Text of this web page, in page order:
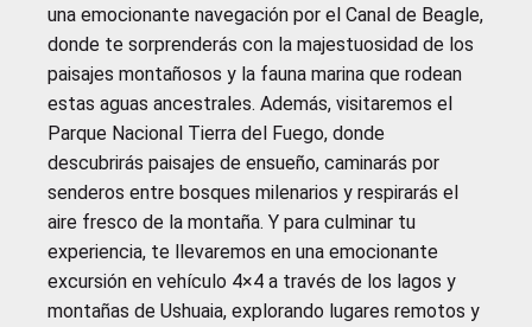
una emocionante navegación por el Canal de Beagle,
donde te sorprenderás con la majestuosidad de los
paisajes montañosos y la fauna marina que rodean
estas aguas ancestrales. Además, visitaremos el
Parque Nacional Tierra del Fuego, donde
descubrirás paisajes de ensueño, caminarás por
senderos entre bosques milenarios y respirarás el
aire fresco de la montaña. Y para culminar tu
experiencia, te llevaremos en una emocionante
excursión en vehículo 4×4 a través de los lagos y
montañas de Ushuaia, explorando lugares remotos y